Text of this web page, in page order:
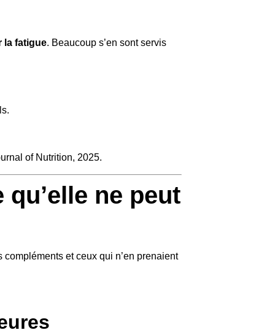
la fatigue. Beaucoup s’en sont servis
of Nutrition, 2025.
ne peut
et ceux qui n’en prenaient